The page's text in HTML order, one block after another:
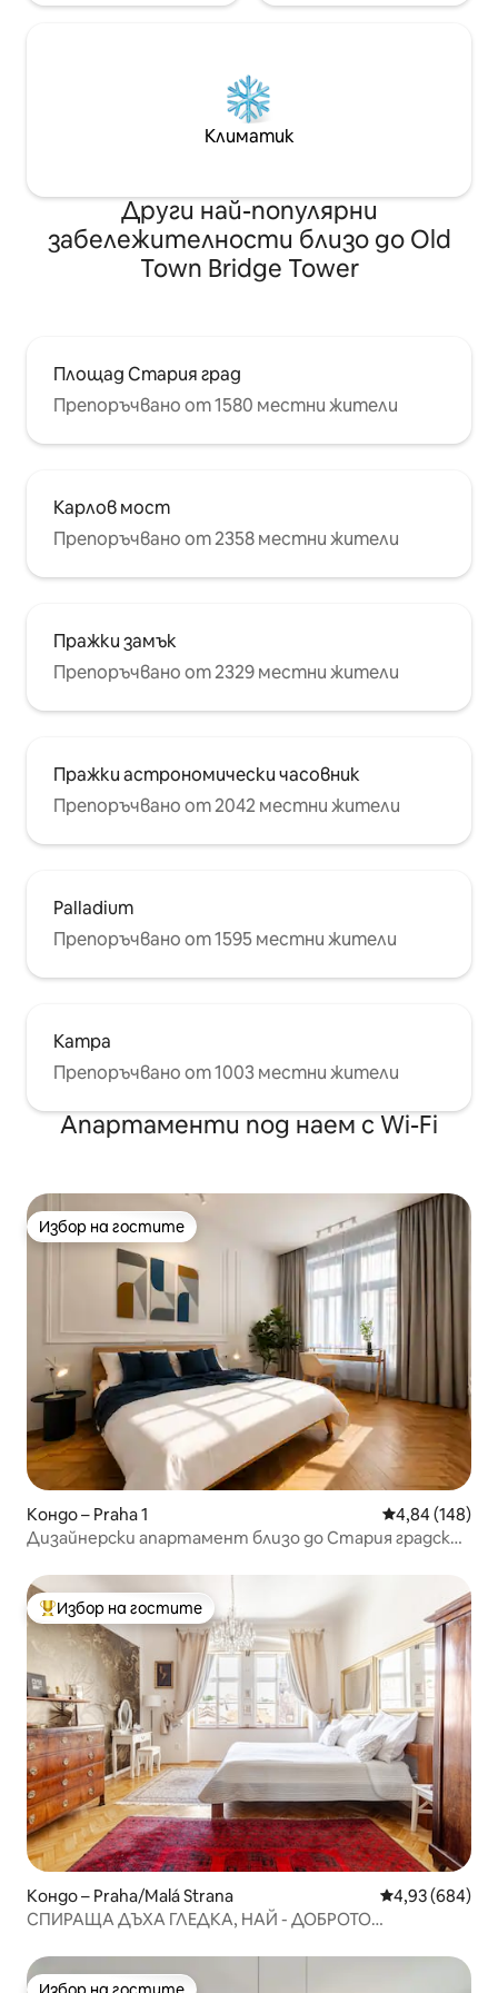
Климатик
Други най-популярни
забележителности близо до Old
Town Bridge Tower
Площад Стария град
Препоръчвано от 1580 местни жители
Карлов мост
Препоръчвано от 2358 местни жители
Пражки замък
Препоръчвано от 2329 местни жители
Пражки астрономически часовник
Препоръчвано от 2042 местни жители
Palladium
Препоръчвано от 1595 местни жители
Kampa
Препоръчвано от 1003 местни жители
Апартаменти под наем с Wi-Fi
Избор на гостите
Избор на гостите
Кондо – Praha 1 Средна
4,84 (148)
Дизайнерски апартамент близо до Стария градски
Най-популярен избор на гостите
Избор на гостите
Кондо – Praha/Malá Strana Средна
4,93 (684)
СПИРАЩА ДЪХА ГЛЕДКА, НАЙ - ДОБРОТО